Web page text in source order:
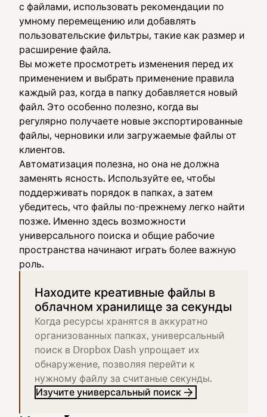
с файлами, использовать рекомендации по
умному перемещению или добавлять
пользовательские фильтры, такие как размер и
расширение файла.
Вы можете просмотреть изменения перед их
применением и выбрать применение правила
каждый раз, когда в папку добавляется новый
файл. Это особенно полезно, когда вы
регулярно получаете новые экспортированные
файлы, черновики или загружаемые файлы от
клиентов.
Автоматизация полезна, но она не должна
заменять ясность. Используйте ее, чтобы
поддерживать порядок в папках, а затем
убедитесь, что файлы по-прежнему легко найти
позже. Именно здесь возможности
универсального поиска и общие рабочие
пространства начинают играть более важную
роль.
Находите креативные файлы в
облачном хранилище за секунды
Когда ресурсы хранятся в аккуратно
организованных папках, универсальный
поиск в Dropbox Dash упрощает их
обнаружение, позволяя перейти к
нужному файлу за считаные секунды.
Изучите универсальный поиск